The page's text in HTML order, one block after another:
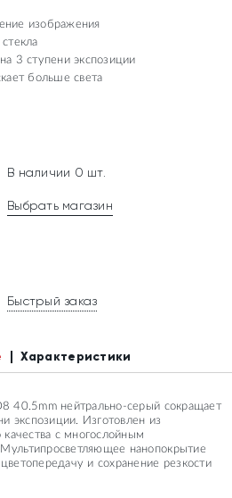
изображения
3 ступени экспозиции
больше света
В наличии 0 шт.
Выбрать магазин
Быстрый заказ
Характеристики
40.5mm нейтрально-серый сокращает
экспозиции. Изготовлен из
качества с многослойным
нанопокрытие
и сохранение резкости